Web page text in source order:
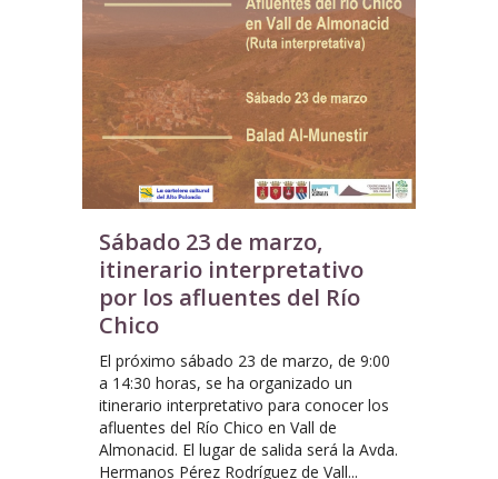
Sábado 23 de marzo,
itinerario interpretativo
por los afluentes del Río
Chico
El próximo sábado 23 de marzo, de 9:00
a 14:30 horas, se ha organizado un
itinerario interpretativo para conocer los
afluentes del Río Chico en Vall de
Almonacid. El lugar de salida será la Avda.
Hermanos Pérez Rodríguez de Vall...